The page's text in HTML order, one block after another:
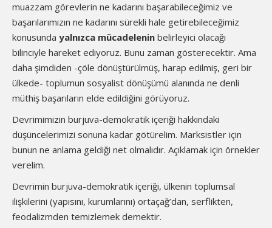
muazzam görevlerin ne kadarını başarabileceğimiz ve
başarılarımızın ne kadarını sürekli hale getirebileceğimiz
konusunda yalnızca mücadelenin belirleyici olacağı
bilinciyle hareket ediyoruz. Bunu zaman gösterecektir. Ama
daha şimdiden -çöle dönüştürülmüş, harap edilmiş, geri bir
ülkede- toplumun sosyalist dönüşümü alanında ne denli
müthiş başarıların elde edildiğini görüyoruz.
Devrimimizin burjuva-demokratik içeriği hakkındaki
düşüncelerimizi sonuna kadar götürelim. Marksistler için
bunun ne anlama geldiği net olmalıdır. Açıklamak için örnekler
verelim.
Devrimin burjuva-demokratik içeriği, ülkenin toplumsal
ilişkilerini (yapısını, kurumlarını) ortaçağ’dan, serflikten,
feodalizmden temizlemek demektir.